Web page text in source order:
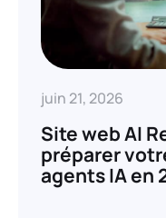
juin 21, 2026
Site web AI
préparer
agents IA en